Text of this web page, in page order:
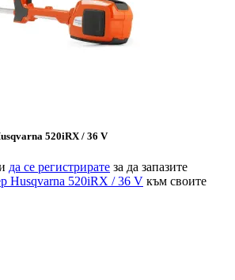
520iRX / 36 V
да се регистрирате за да запазите
Husqvarna 520iRX / 36 V към своите